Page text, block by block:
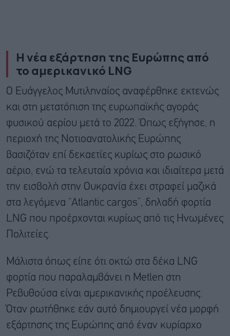
Η νέα εξάρτηση της Ευρώπης από
το αμερικανικό LNG
Ο Ευάγγελος Μυτιληναίος αναφέρθηκε εκτενώς
και στη μετατόπιση της ευρωπαϊκής αγοράς
φυσικού αερίου μετά το 2022. Όπως εξήγησε, η
περιοχή της Νοτιοανατολικής Ευρώπης
βασιζόταν επί δεκαετίες κυρίως στο ρωσικό
αέριο, ενώ τα τελευταία χρόνια και ιδιαίτερα μετά
την εισβολή στην Ουκρανία έχει στραφεί μαζικά
στα λεγόμενα “Atlantic cargos”, δηλαδή φορτία
LNG που προέρχονται κυρίως από τις Ηνωμένες
Πολιτείες.
Μάλιστα όπως είπε ότι οκτώ στα δέκα LNG
φορτία που παραλαμβάνει η Metlen στη
Ρεβυθούσα είναι αμερικανικής προέλευσης.
Όταν ρωτήθηκε εάν αυτό δημιουργεί νέα μορφή
εξάρτησης της Ευρώπης από έναν κυρίαρχο